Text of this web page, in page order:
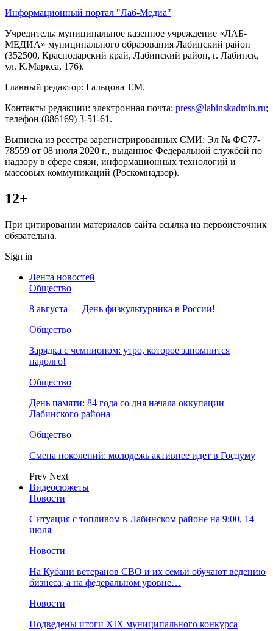
Информационный портал "Лаб-Медиа"
Учредитель: муниципальное казенное учреждение «ЛАБ-
МЕДИА» муниципального образования Лабинский район
(352500, Краснодарский край, Лабинский район, г. Лабинск,
ул. К.Маркса, 176).
Главный редактор: Гальцова Т.М.
Контакты редакции: электронная почта: press@labinskadmin.ru;
телефон (886169) 3-51-61.
Выписка из реестра зарегистрированных СМИ: Эл № ФС77-
78559 от 08 июля 2020 г., выданное Федеральной службой по
надзору в сфере связи, информационных технологий и
массовых коммуникаций (Роскомнадзор).
12+
При цитировании материалов сайта ссылка на первоисточник
обязательна.
Sign in
Лента новостей
Общество
8 августа — День физкультурника в России!
Общество
Зарядка с чемпионом: утро, которое запомнится
надолго!
Общество
День памяти: 84 года со дня начала оккупации
Лабинского района
Общество
Смена поколений: молодежь активнее идет в Госдуму
Prev Next
Видеосюжеты
Новости
Ситуация с топливом в Лабинском районе на 9:00, 14
июля
Новости
На Кубани ветеранов СВО и их семьи обучают ведению
бизнеса, а на федеральном уровне…
Новости
Подведены итоги XIX муниципального конкурса